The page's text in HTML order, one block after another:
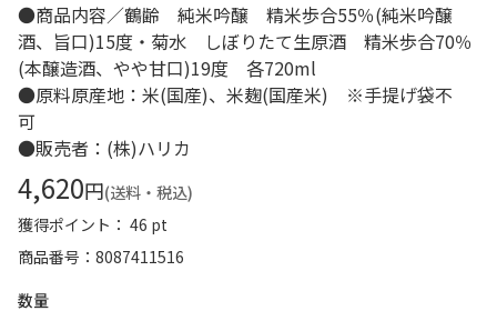
●商品内容／鶴齢 純米吟醸 精米歩合55％(純米吟醸
酒、旨口)15度・菊水 しぼりたて生原酒 精米歩合70％
(本醸造酒、やや甘口)19度 各720ml
●原料原産地：米(国産)、米麹(国産米) ※手提げ袋不
可
●販売者：(株)ハリカ
4,620円(送料・税込)
獲得ポイント： 46 pt
商品番号
8087411516
数量